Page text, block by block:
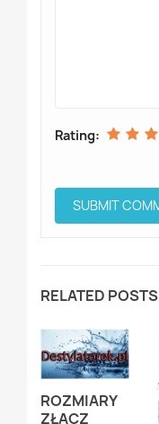
Rating:
RELATED POSTS
ROZMIARY
ZŁĄCZ